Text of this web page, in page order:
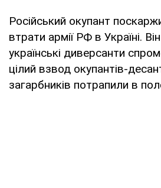
Російський окупант
втрати армії РФ в Україні.
українські диверсанти
цілий взвод окупантів-
загарбників потрапили в